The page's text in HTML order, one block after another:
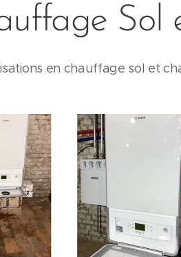
Sol
en chauffage sol et